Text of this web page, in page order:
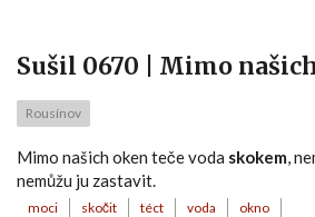
Sušil 0670 | Mimo
Rousínov
Mimo našich oken teče voda skokem,
nemůžu ju zastavit.
moci skočit téct voda okno